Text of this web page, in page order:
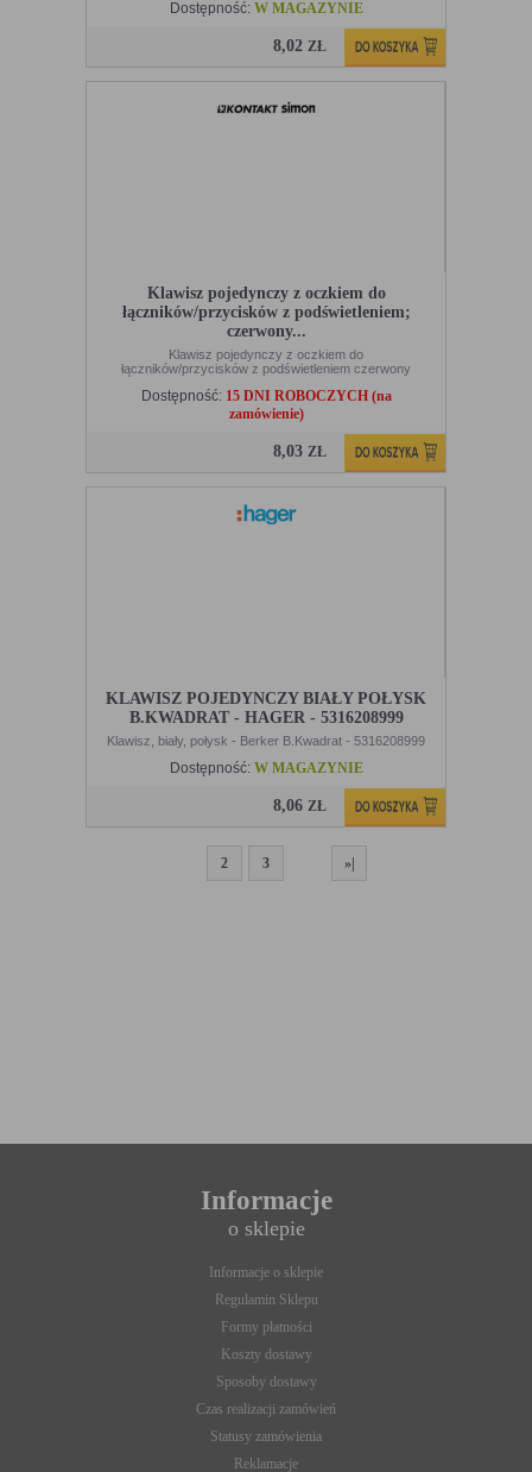
Dostępność: W MAGAZYNIE
8,02 ZŁ
Klawisz pojedynczy z oczkiem do
łączników/przycisków z podświetleniem;
czerwony...
Klawisz pojedynczy z oczkiem do
łączników/przycisków z podświetleniem czerwony
Dostępność: 15 DNI ROBOCZYCH (na
zamówienie)
8,03 ZŁ
KLAWISZ POJEDYNCZY BIAŁY POŁYSK
B.KWADRAT - HAGER - 5316208999
Klawisz, biały, połysk - Berker B.Kwadrat - 5316208999
Dostępność: W MAGAZYNIE
8,06 ZŁ
2 3 »|
Informacje
o sklepie
Informacje o sklepie
Regulamin Sklepu
Formy płatności
Koszty dostawy
Sposoby dostawy
Czas realizacji zamówień
Statusy zamówienia
Reklamacje